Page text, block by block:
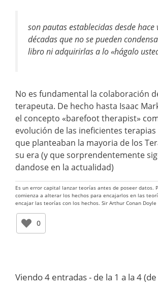
son pautas establecidas desde hace
décadas que no se pueden
libro ni adquirirlas a lo «hágalo
No es fundamental la colaboración
terapeuta. De hecho hasta Isaac
el concepto «barefoot therapist»
evolución de las ineficientes terapias
que planteaban la mayoria de los
su era (y que sorprendentemente
dandose en la actualidad)
Es un error capital lanzar teorías antes de poseer datos.
comienza a alterar los hechos para encajarlos en las
encajar las teorías con los hechos. Sir Arthur Conan Doyle
0
Viendo 4 entradas - de la 1 a la 4